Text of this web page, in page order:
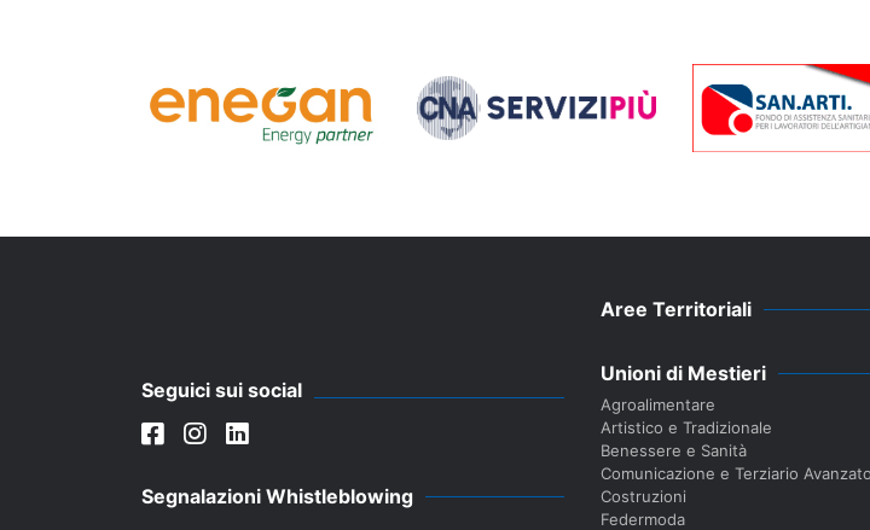
Seguici sui social
Segnalazioni Whistleblowing
Aree Territoriali
Unioni di Mestieri
Agroalimentare
Artistico e Tradizionale
Benessere e Sanità
Comunicazione e Terziario Avanzato
Costruzioni
Federmoda